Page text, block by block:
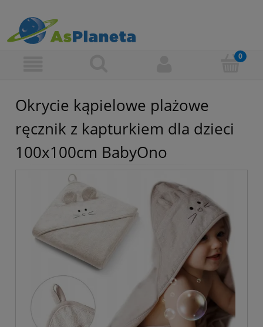
Okrycie kąpielowe plażowe
ręcznik z kapturkiem dla dzieci
100x100cm BabyOno